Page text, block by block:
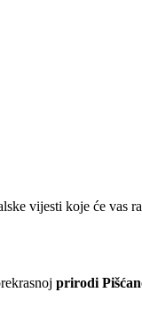
vijesti koje će vas
prirodi